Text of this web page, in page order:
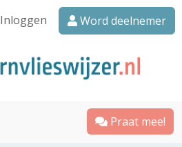
Inloggen Word deelnemer
Praat mee!